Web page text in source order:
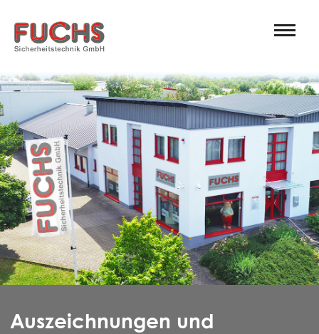
Auszeichnungen und